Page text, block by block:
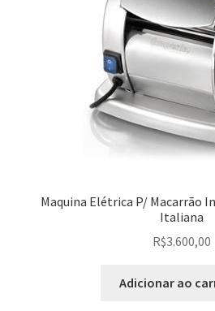
Maquina Elétrica P/ Macarrão
Italiana
R$3.600,00
Adicionar ao